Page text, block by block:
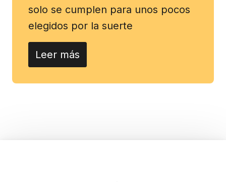
solo se cumplen para unos pocos
elegidos por la suerte
Leer más